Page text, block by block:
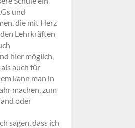
und
die mit Herz
Lehrkräften
hier möglich,
auch für
kann man in
machen, zum
oder
sagen, dass ich